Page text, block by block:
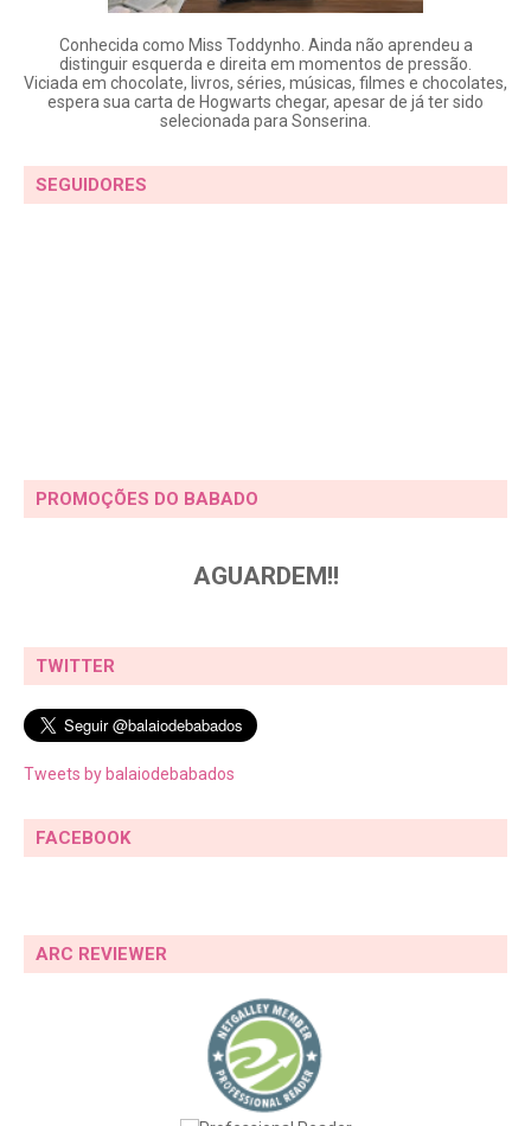
Conhecida como Miss Toddynho. Ainda não aprendeu a
distinguir esquerda e direita em momentos de pressão.
Viciada em chocolate, livros, séries, músicas, filmes e chocolates,
espera sua carta de Hogwarts chegar, apesar de já ter sido
selecionada para Sonserina.
SEGUIDORES
PROMOÇÕES DO BABADO
AGUARDEM!!
TWITTER
Tweets by balaiodebabados
FACEBOOK
ARC REVIEWER